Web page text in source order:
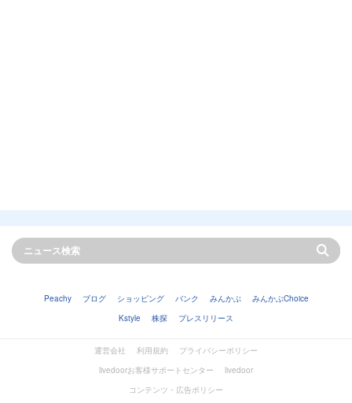
Peachy ブログ ショッピング バンク みんかぶ
みんかぶChoice
Kstyle
株探 プレスリリース
運営会社 利用規約
プライバシーポリシー
livedoorお客様サポートセンター
livedoor
コンテンツ・広告ポリシー